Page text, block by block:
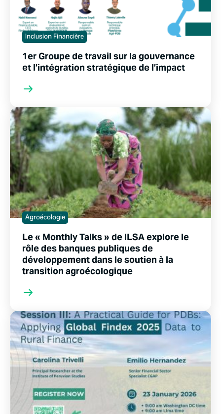
Inclusion Financière
1er Groupe de travail sur la gouvernance
et l’intégration stratégique de l’impact
Agroécologie
Le « Monthly Talks » de ILSA explore le
rôle des banques publiques de
développement dans le soutien à la
transition agroécologique